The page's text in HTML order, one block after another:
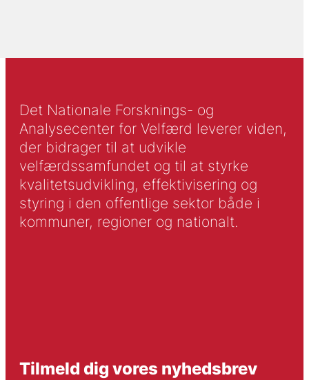
Det Nationale Forsknings- og
Analysecenter for Velfærd leverer viden,
der bidrager til at udvikle
velfærdssamfundet og til at styrke
kvalitetsudvikling, effektivisering og
styring i den offentlige sektor både i
kommuner, regioner og nationalt.
Tilmeld dig vores nyhedsbrev